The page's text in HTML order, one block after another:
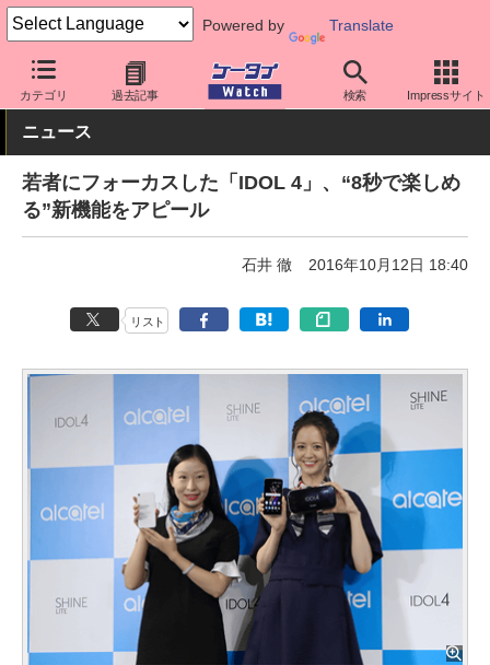
Powered by Translate
カテゴリ 過去記事 検索 Impressサイト
ケータイ Watch 格安スマホ/格安SIM 格安スマホ/SIMフリースマ
ニュース
若者にフォーカスした「IDOL 4」、“8秒で楽しめ
る”新機能をアピール
石井 徹 2016年10月12日 18:40
リスト